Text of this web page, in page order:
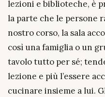
lezioni e biblioteche, è
la parte che le persone
nostro corso, la sala
così una famiglia o un
tavolo tutto per sé;
lezione e più l’essere
cucinare insieme a lui.